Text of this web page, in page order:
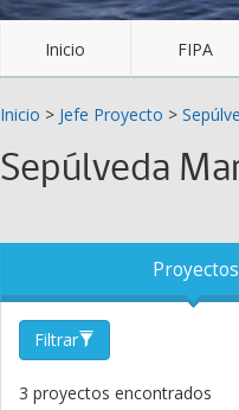
(FIPA)-
SUBPESCA
Inicio FIPA
Inicio > Jefe Proyecto >
Sepúlveda
Proyectos
Filtrar
3 proyectos encontrados